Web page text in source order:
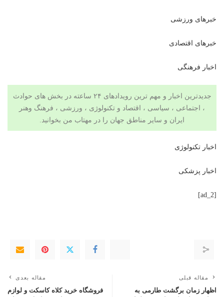
خبرهای ورزشی
خبرهای اقتصادی
اخبار فرهنگی
جدیدترین اخبار و مهم ترین رویدادهای ۲۴ ساعته در بخش های حوادث
، اجتماعی ، سیاسی ، اقتصاد و تکنولوژی ، ورزشی ، فرهنگ وهنر
ایران و سایر مناطق جهان را در مهتاب من بخوانید.
اخبار تکنولوژی
اخبار پزشکی
[ad_2]
مقاله قبلی
اظهار زمان برگشت طارمی به
مقاله بعدی
فروشگاه خرید کلاه کاسکت و لوازم